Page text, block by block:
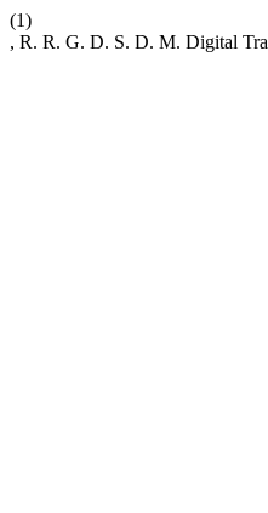
(1)
, R. R. G. D. S. D. M. Digital